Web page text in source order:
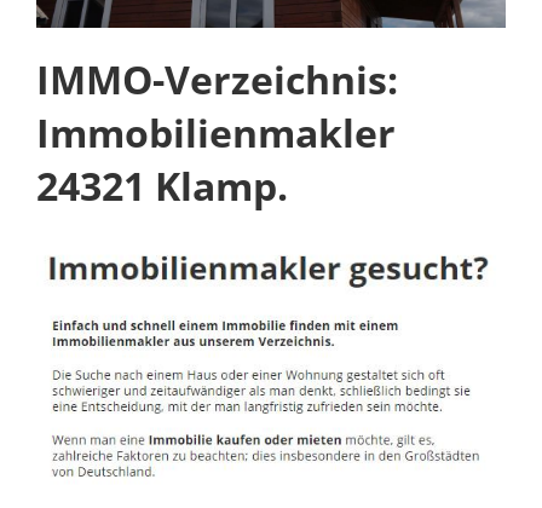
IMMO-Verzeichnis:
Immobilienmakler
24321 Klamp.